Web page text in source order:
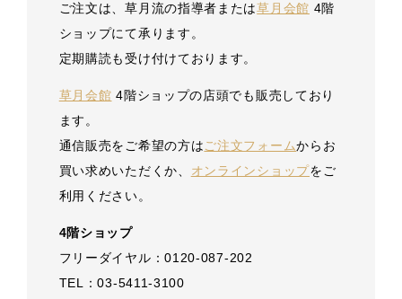
ご注文は、草月流の指導者または草月会館 4階
ショップにて承ります。
定期購読も受け付けております。
草月会館 4階ショップの店頭でも販売しており
ます。
通信販売をご希望の方はご注文フォームからお
買い求めいただくか、 オンラインショップをご
利用ください。
4階ショップ
フリーダイヤル：0120-087-202
TEL：03-5411-3100